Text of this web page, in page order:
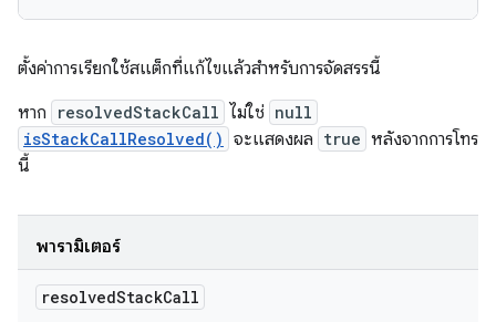
ตั้งค่าการเรียกใช้สแต็กที่แก้ไขแล้วสำหรับการจัดสรรนี้
หาก
resolvedStackCall ไม่ใช่ null
isStackCallResolved() จะแสดงผล true หลังจากการโทร
นี้
พารามิเตอร์
resolvedStackCall